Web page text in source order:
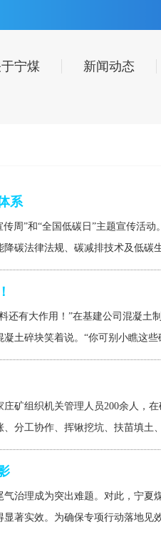
宁煤 新闻动态
系
周”和“全国低碳日”主题宣传活
碳法律法规、碳减排技术及低碳
还有大作用！”在基建公司混凝土
土碎块笑着说。“你可别小瞧这
矿组织机关管理人员200余人，
分工协作、挥锹挖坑、扶苗填土
治理成为突出难题。对此，宁
著实效。为确保专项行动落地见